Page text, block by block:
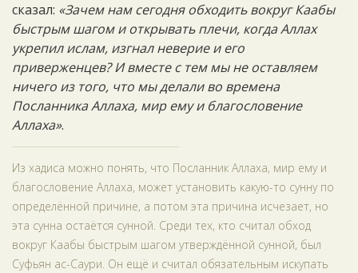
сказал: «Зачем нам сегодня обходить вокруг Каабы
быстрым шагом и открывать плечи, когда Аллах
укрепил ислам, изгнал неверие и его
приверженцев? И вместе с тем мы не оставляем
ничего из того, что мы делали во времена
Посланника Аллаха, мир ему и благословение
Аллаха».
Из хадиса можно понять, что Посланник Аллаха, мир ему и
благословение Аллаха, может установить какую-то сунну по
определённой причине, а потом эта причина исчезает, но
эта сунна остаётся сунной. Среди тех, кто считал обход
вокруг Каабы быстрым шагом утверждённой сунной, был
Суфьян ас-Саури. Он ещё и считал обязательным искупать